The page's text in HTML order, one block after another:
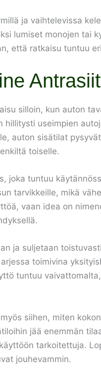
ja vaihtelevissa
lumiset monojen tai
että ratkaisu tuntuu
silloin, kun auton
useimpien
auton sisätilat
toiselle.
joka tuntuu
tarvikkeille, mikä
vaan idea on
ja suljetaan
toimivina
tuntuu
siihen, miten
jää enemmän
tarkoitettuja.
jouhevammin.